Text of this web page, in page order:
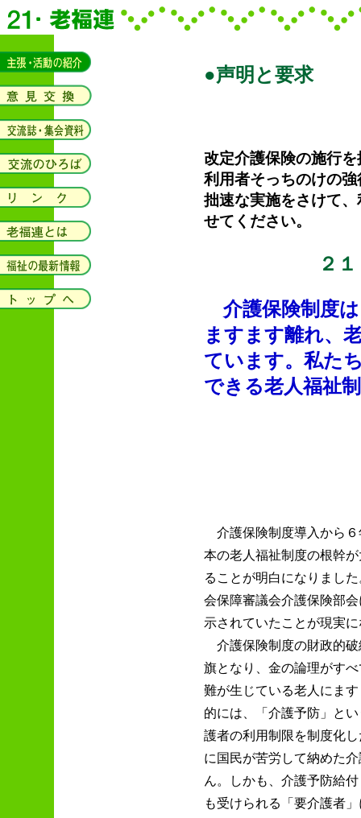
●声明と要求
改定介護保険の施行
利用者そっちのけの
拙速な実施をさけて
せてください。
２
介護保険制度は
ますます離れ、
ています。私た
できる老人福祉
介護保険制度導入から６
本の老人福祉制度の根幹
ることが明白になりまし
会保障審議会介護保険部
示されていたことが現実
介護保険制度の財政的破
旗となり、金の論理がす
難が生じている老人にま
的には、「介護予防」と
護者の利用制限を制度化
に国民が苦労して納めた
ん。しかも、介護予防給
も受けられる「要介護者